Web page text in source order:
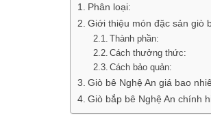
Phân loại:
Giới thiệu món đặc sản giò
Thành phần:
Cách thưởng thức:
Cách bảo quản:
Giò bê Nghệ An giá bao
Giò bắp bê Nghệ An chính